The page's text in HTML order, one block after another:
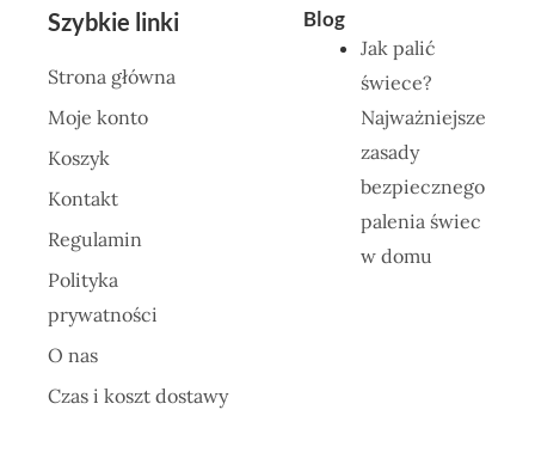
Szybkie linki
Strona główna
Moje konto
Koszyk
Kontakt
Regulamin
Polityka
prywatności
O nas
Czas i koszt dostawy
Blog
Jak palić
świece?
Najważniejsze
zasady
bezpiecznego
palenia świec
w domu